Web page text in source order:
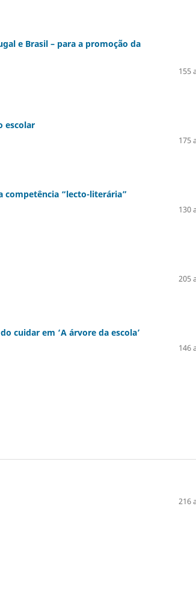
e Brasil – para a promoção da
155
escolar
175
competência “lecto-literária”
130
205
cuidar em ‘A árvore da escola’
146
216